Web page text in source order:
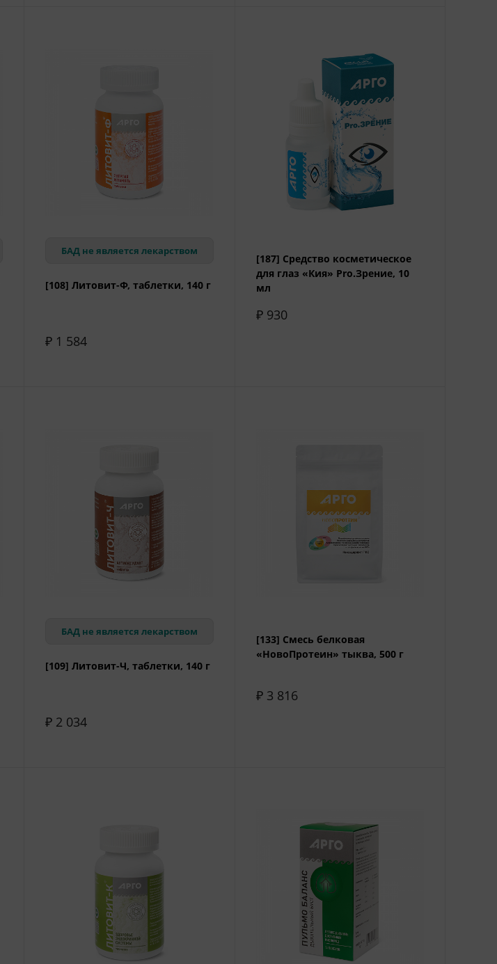
БАД не является лекарством
[108] Литовит-Ф, таблетки, 140 г
₽ 1 584
[187] Средство косметическое
для глаз «Кия» Pro.Зрение, 10
мл
₽ 930
БАД не является лекарством
[109] Литовит-Ч, таблетки, 140 г
₽ 2 034
[133] Смесь белковая
«НовоПротеин» тыква, 500 г
₽ 3 816